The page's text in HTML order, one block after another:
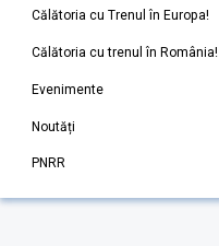
Călătoria cu Trenul în Europa!
Călătoria cu trenul în România!
Evenimente
Noutăți
PNRR